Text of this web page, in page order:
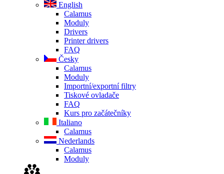
English
Calamus
Moduly
Drivers
Printer drivers
FAQ
Česky
Calamus
Moduly
Importní/exportní filtry
Tiskové ovladače
FAQ
Kurs pro začátečníky
Italiano
Calamus
Nederlands
Calamus
Moduly